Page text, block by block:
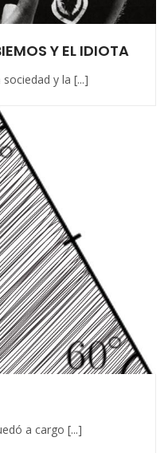
Y EL IDIOTA
y la [...]
a cargo [...]